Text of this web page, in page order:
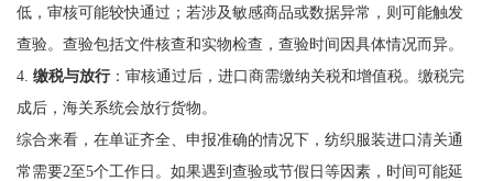
低，审核可能较快通过；若涉及敏感商品或数据异常，则可能触发
查验。查验包括文件核查和实物检查，查验时间因具体情况而异。
4. 缴税与放行：审核通过后，进口商需缴纳关税和增值税。缴税完
成后，海关系统会放行货物。
综合来看，在单证齐全、申报准确的情况下，纺织服装进口清关通
常需要2至5个工作日。如果遇到查验或节假日等因素，时间可能延